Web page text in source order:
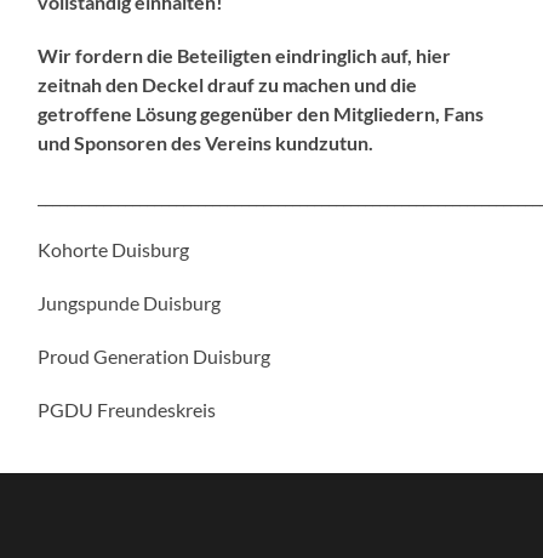
Wir fordern die Beteiligten eindringlich auf, hier
zeitnah den Deckel drauf zu machen und die
getroffene Lösung gegenüber den Mitgliedern, Fans
und Sponsoren des Vereins kundzutun.
Kohorte Duisburg
Jungspunde Duisburg
Proud Generation Duisburg
PGDU Freundeskreis